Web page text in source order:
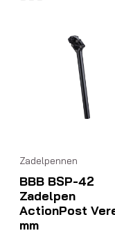
Zadelpennen
BBB BSP-42
Zadelpen
ActionPost
mm